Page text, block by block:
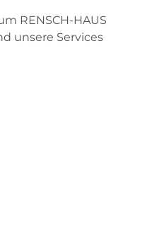
RENSCH-HAUS
unsere Services